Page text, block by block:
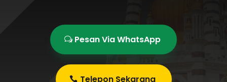
Pesan Via WhatsApp
Telepon Sekarang